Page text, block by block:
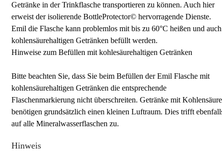
Getränke in der Trinkflasche transportieren zu können. Auch hier
erweist der isolierende BottleProtector© hervorragende Dienste.
Emil die Flasche kann problemlos mit bis zu 60°C heißen und auch
kohlensäurehaltigen Getränken befüllt werden.
Hinweise zum Befüllen mit kohlesäurehaltigen Getränken
Bitte beachten Sie, dass Sie beim Befüllen der Emil Flasche mit
kohlensäurehaltigen Getränken die entsprechende
Flaschenmarkierung nicht überschreiten. Getränke mit Kohlensäure
benötigen grundsätzlich einen kleinen Luftraum. Dies trifft
auf alle Mineralwasserflaschen zu.
Hinweis